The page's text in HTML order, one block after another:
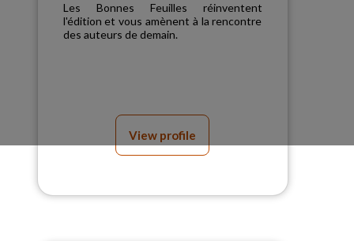
Les Bonnes Feuilles réinventent
l'édition et vous amènent à la rencontre
des auteurs de demain.
View profile